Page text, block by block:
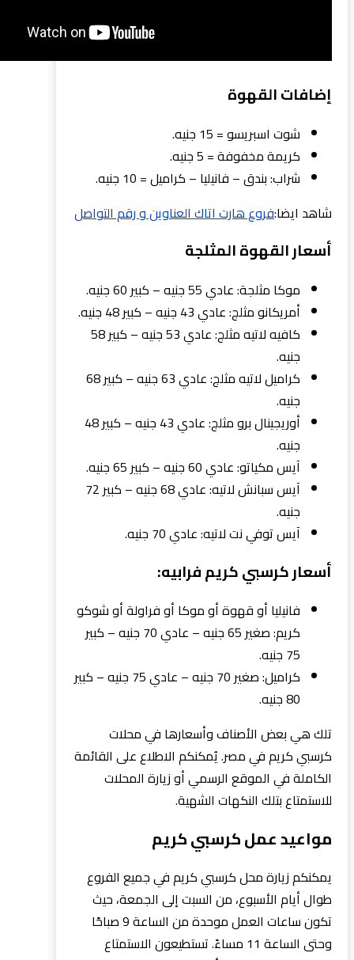
إضافات القهوة
شوت اسبريسو = 15 جنيه.
كريمة مخفوفة = 5 جنيه.
شراب: بندق – فانيليا – كراميل = 10 جنيه.
شاهد ايضا:فروع هارت اتاك العناوين و رقم التواصل
أسعار القهوة المثلجة
موكا مثلجة: عادي 55 جنيه – كبير 60 جنيه.
أمريكانو مثلج: عادي 43 جنيه – كبير 48 جنيه.
كافيه لاتيه مثلج: عادي 53 جنيه – كبير 58
جنيه.
كراميل لاتيه مثلج: عادي 63 جنيه – كبير 68
جنيه.
أوريجينال برو مثلج: عادي 43 جنيه – كبير 48
جنيه.
آيس مكياتو: عادي 60 جنيه – كبير 65 جنيه.
آيس سبانش لاتيه: عادي 68 جنيه – كبير 72
جنيه.
آيس توفي نت لاتيه: عادي 70 جنيه.
أسعار كرسبي كريم فرابيه:
فانيليا أو قهوة أو موكا أو فراولة أو شوكو
كريم: صغير 65 جنيه – عادي 70 جنيه – كبير
75 جنيه.
كراميل: صغير 70 جنيه – عادي 75 جنيه – كبير
80 جنيه.
تلك هي بعض الأصناف وأسعارها في محلات
كرسبي كريم في مصر. يُمكنكم الاطلاع على القائمة
الكاملة في الموقع الرسمي أو زيارة المحلات
للاستمتاع بتلك النكهات الشهية.
مواعيد عمل كرسبي كريم
يمكنكم زيارة محل كرسبي كريم في جميع الفروع
طوال أيام الأسبوع، من السبت إلى الجمعة، حيث
تكون ساعات العمل موحدة من الساعة 9 صباحًا
وحتى الساعة 11 مساءً. تستطيعون الاستمتاع